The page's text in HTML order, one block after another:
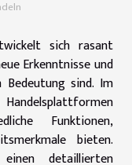
sich rasant
Erkenntnisse und
sind. Im
Funktionen,
bieten.
detaillierten